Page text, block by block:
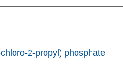
2-propyl) phosphate